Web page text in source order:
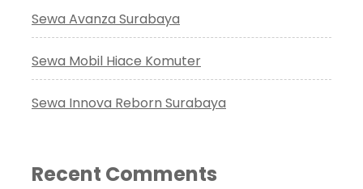
Sewa Avanza Surabaya
Sewa Mobil Hiace Komuter
Sewa Innova Reborn Surabaya
Recent Comments